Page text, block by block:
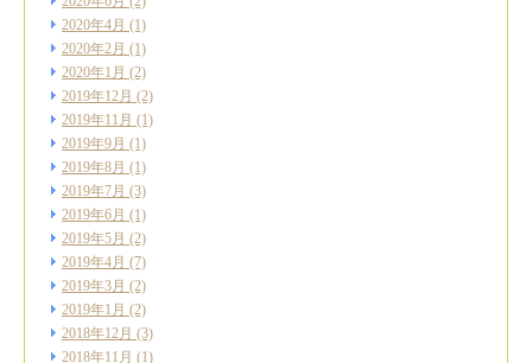
2020年4月 (1)
2020年2月 (1)
2020年1月 (2)
2019年12月 (2)
2019年11月 (1)
2019年9月 (1)
2019年8月 (1)
2019年7月 (3)
2019年6月 (1)
2019年5月 (2)
2019年4月 (7)
2019年3月 (2)
2019年1月 (2)
2018年12月 (3)
2018年11月 (1)